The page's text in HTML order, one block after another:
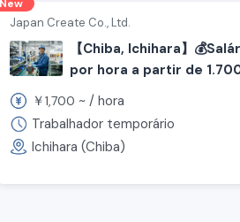
New
Japan Create Co., Ltd.
【Chiba, Ichihara】
por hora a partir de
domingos e feriados!
Recrutamento de equipe
fabricação◎
￥1,700 ~ / hora
Trabalhador temporário
Ichihara (Chiba)